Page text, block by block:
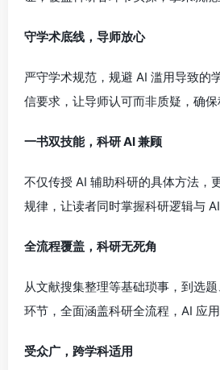
守学术底线，导师放心
严守学术规范，规避 AI 滥用导致的
信要求，让导师认可而非质疑，确保
一书双技能，科研 AI 兼顾
不仅传授 AI 辅助科研的具体方法，
规律，让读者同时掌握科研逻辑与 AI
全流程覆盖，科研无死角
从文献搜集整理等基础琐事，到选
环节，全面涵盖科研全流程，AI 应用
受众广，跨学科适用